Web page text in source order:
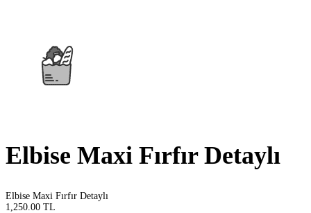
Elbise Maxi Fırfır Detaylı
Elbise Maxi Fırfır Detaylı
1,250.00 TL